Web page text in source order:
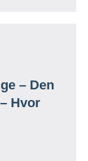
– Den
Hvor